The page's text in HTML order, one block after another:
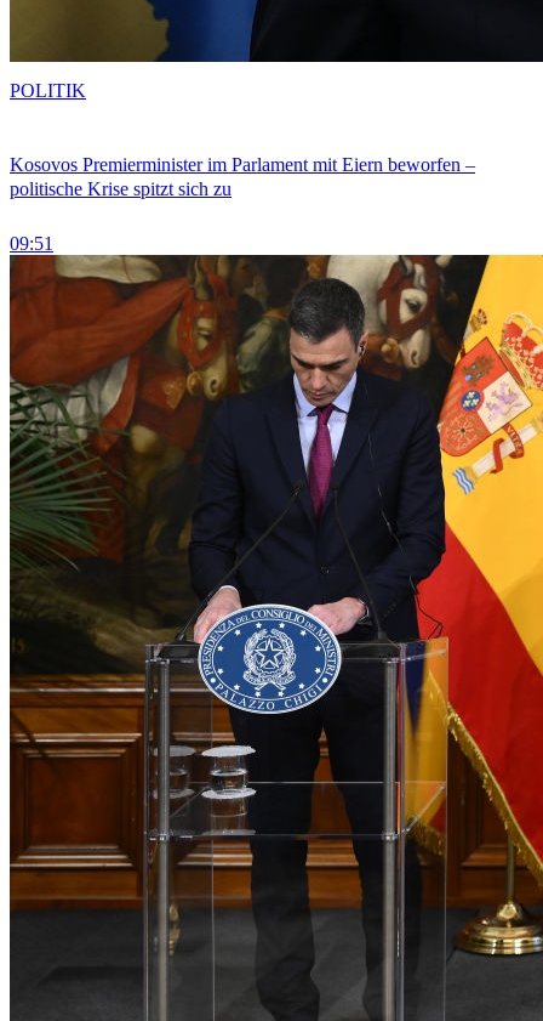
Kosovos Premierminister im Parlament mit Eiern beworfen –
politische Krise spitzt sich zu
09:51
POLITIK